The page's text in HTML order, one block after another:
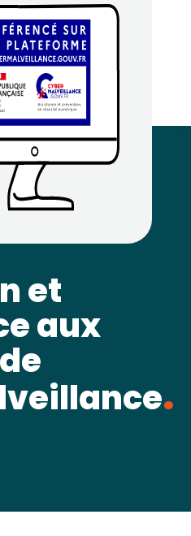
et
aux